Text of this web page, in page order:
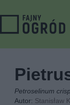
Petroselinum
Autor: Stanisław